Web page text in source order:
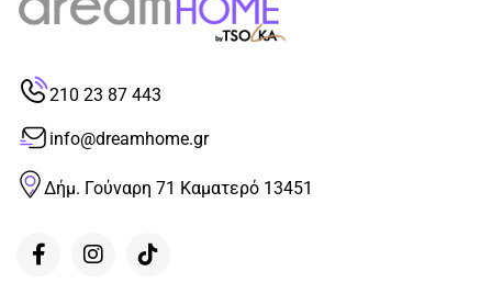
210 23 87 443
info@dreamhome.gr
Δήμ. Γούναρη 71 Καματερό 13451